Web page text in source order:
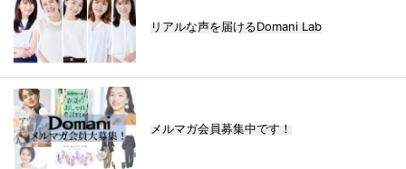
リアルな声を届けるDomani Lab
メルマガ会員募集中です！